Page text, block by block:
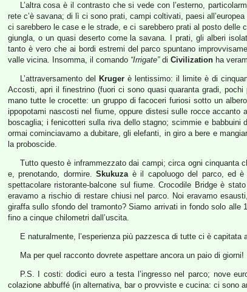
L’altra cosa è il contrasto che si vede con l’esterno,
rete c’è savana; di lì ci sono prati, campi coltivati, paesi
ci sarebbero le case e le strade, e ci sarebbero prati al posto
giungla, o un quasi deserto come la savana. I prati, gli alberi
tanto è vero che ai bordi estremi del parco spuntano
valle vicina. Insomma, il comando “Irrigate”di Civilization ha
L’attraversamento del Krugerè lentissimo: il limite è di
Accosti, apri il finestrino (fuori ci sono quasi quaranta gradi,
mano tutte le crocette: un gruppo di facoceri furiosi sotto un
ippopotami nascosti nel fiume, oppure distesi sulle rocce
boscaglia; i fenicotteri sulla riva dello stagno; scimmie e
ormai cominciavamo a dubitare, gli elefanti, in giro a bere e
la proboscide.
Tutto questo è inframmezzato dai campi; circa ogni cinquanta
e, prenotando, dormire.Skukuzaè il capoluogo del parco, ed è
spettacolare ristorante-balcone sul fiume. Crocodile Bridge è
eravamo a rischio di restare chiusi nel parco. Noi eravamo
giraffa sullo sfondo del tramonto? Siamo arrivati in fondo solo
fino a cinque chilometri dall’uscita.
E naturalmente, l’esperienza più pazzesca di tutte ci è
Ma per quel racconto dovrete aspettare ancora un paio di giorni!
P.S. I costi: dodici euro a testa l’ingresso nel parco; nove
colazione abbuffé (in alternativa, bar o provviste e cucina: ci sono